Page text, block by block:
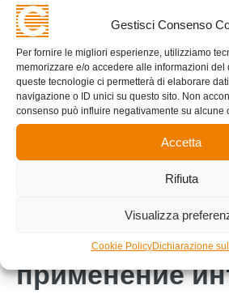
Gestisci Consenso
Per fornire le migliori esperienze, utilizziamo
memorizzare e/o accedere alle informazioni del
queste tecnologie ci permetterà di elaborare
navigazione o ID unici su questo sito. Non
consenso può influire negativamente su alcune
Accetta
Rifiuta
Visualizza
Cookie PolicyDichiarazione
программы формируют свежий шифр
Такой способ защищённее SMS,
производятся локально на аппарате
Биологическая проверка
анатомические характеристики
пальцев или определение лика
значительный степень
информация непросто сымитировать
Защищённое
применение